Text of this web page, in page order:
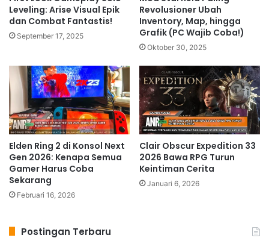
Leveling: Arise Visual Epik
dan Combat Fantastis!
September 17, 2025
Revolusioner Ubah
Inventory, Map, hingga
Grafik (PC Wajib Coba!)
Oktober 30, 2025
Elden Ring 2 di Konsol Next
Gen 2026: Kenapa Semua
Gamer Harus Coba
Sekarang
Februari 16, 2026
Clair Obscur Expedition 33
2026 Bawa RPG Turun
Keintiman Cerita
Januari 6, 2026
Postingan Terbaru